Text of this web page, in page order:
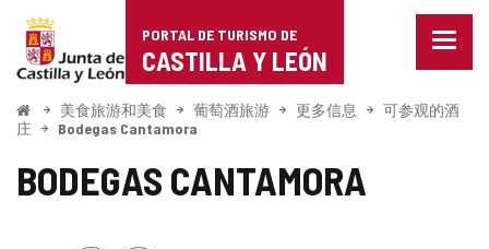
Portal
de
Turismo
de
Castilla
PORTAL DE TURISMO DE
CASTILLA Y LEÓN
菜
关
开
始
美食旅游和美食 葡萄酒旅游 更多信息
可参观的酒
庄
Bodegas Cantamora
BODEGAS CANTAMORA